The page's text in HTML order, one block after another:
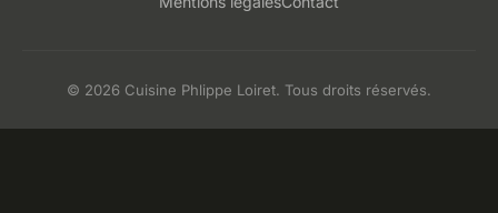
© 2026 Cuisine Phlippe Loiret. Tous droits réservés.